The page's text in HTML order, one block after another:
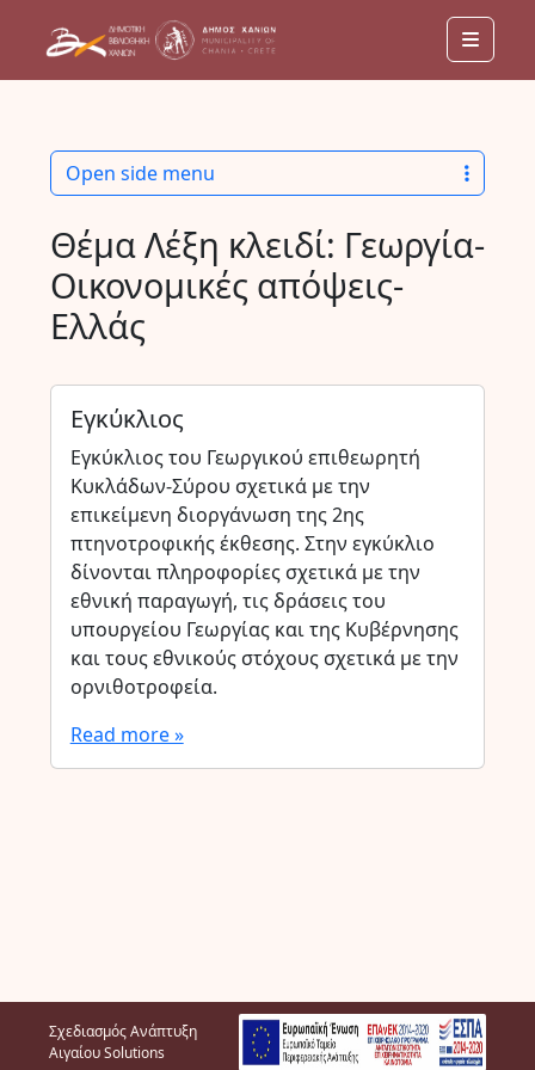
Menu
Θέμα Λέξη κλειδί: Γεωργία-
Οικονομικές απόψεις-
Ελλάς
Εγκύκλιος
Εγκύκλιος του Γεωργικού επιθεωρητή
Κυκλάδων-Σύρου σχετικά με την
επικείμενη διοργάνωση της 2ης
πτηνοτροφικής έκθεσης. Στην εγκύκλιο
δίνονται πληροφορίες σχετικά με την
εθνική παραγωγή, τις δράσεις του
υπουργείου Γεωργίας και της Κυβέρνησης
και τους εθνικούς στόχους σχετικά με την
ορνιθοτροφεία.
Read more »
Open side menu
Σχεδιασμός Ανάπτυξη
Αιγαίου Solutions